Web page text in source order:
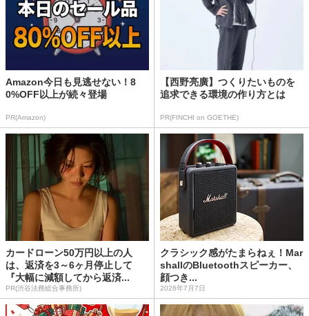
Amazon今日も見逃せない！8
0%OFF以上が続々登場
PR(Amazon)
【西野亮廣】つくりたいものを
追求できる環境の作り方とは
PR(FINCHI on GOETHE)
カードローン50万円以上の人
は、返済を3～6ヶ月停止して
『大幅に減額してから返済...
PR(渋谷法務総合事務所)
クラシック感がたまらねぇ！Mar
shallのBluetoothスピーカー、
顔つき...
2026年7月7日